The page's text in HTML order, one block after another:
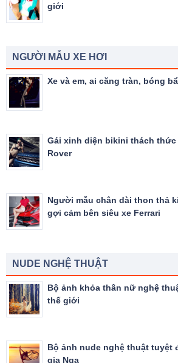
giới
NGƯỜI MẪU XE HƠI
Xe và em, ai căng tràn, bóng
Gái xinh diện bikini thách thức
Rover
Người mẫu chân dài thon thả
gợi cảm bên siêu xe Ferrari
NUDE NGHỆ THUẬT
Bộ ảnh khỏa thân nữ nghệ
thế giới
Bộ ảnh nude nghệ thuật tuyệt
gia Nga